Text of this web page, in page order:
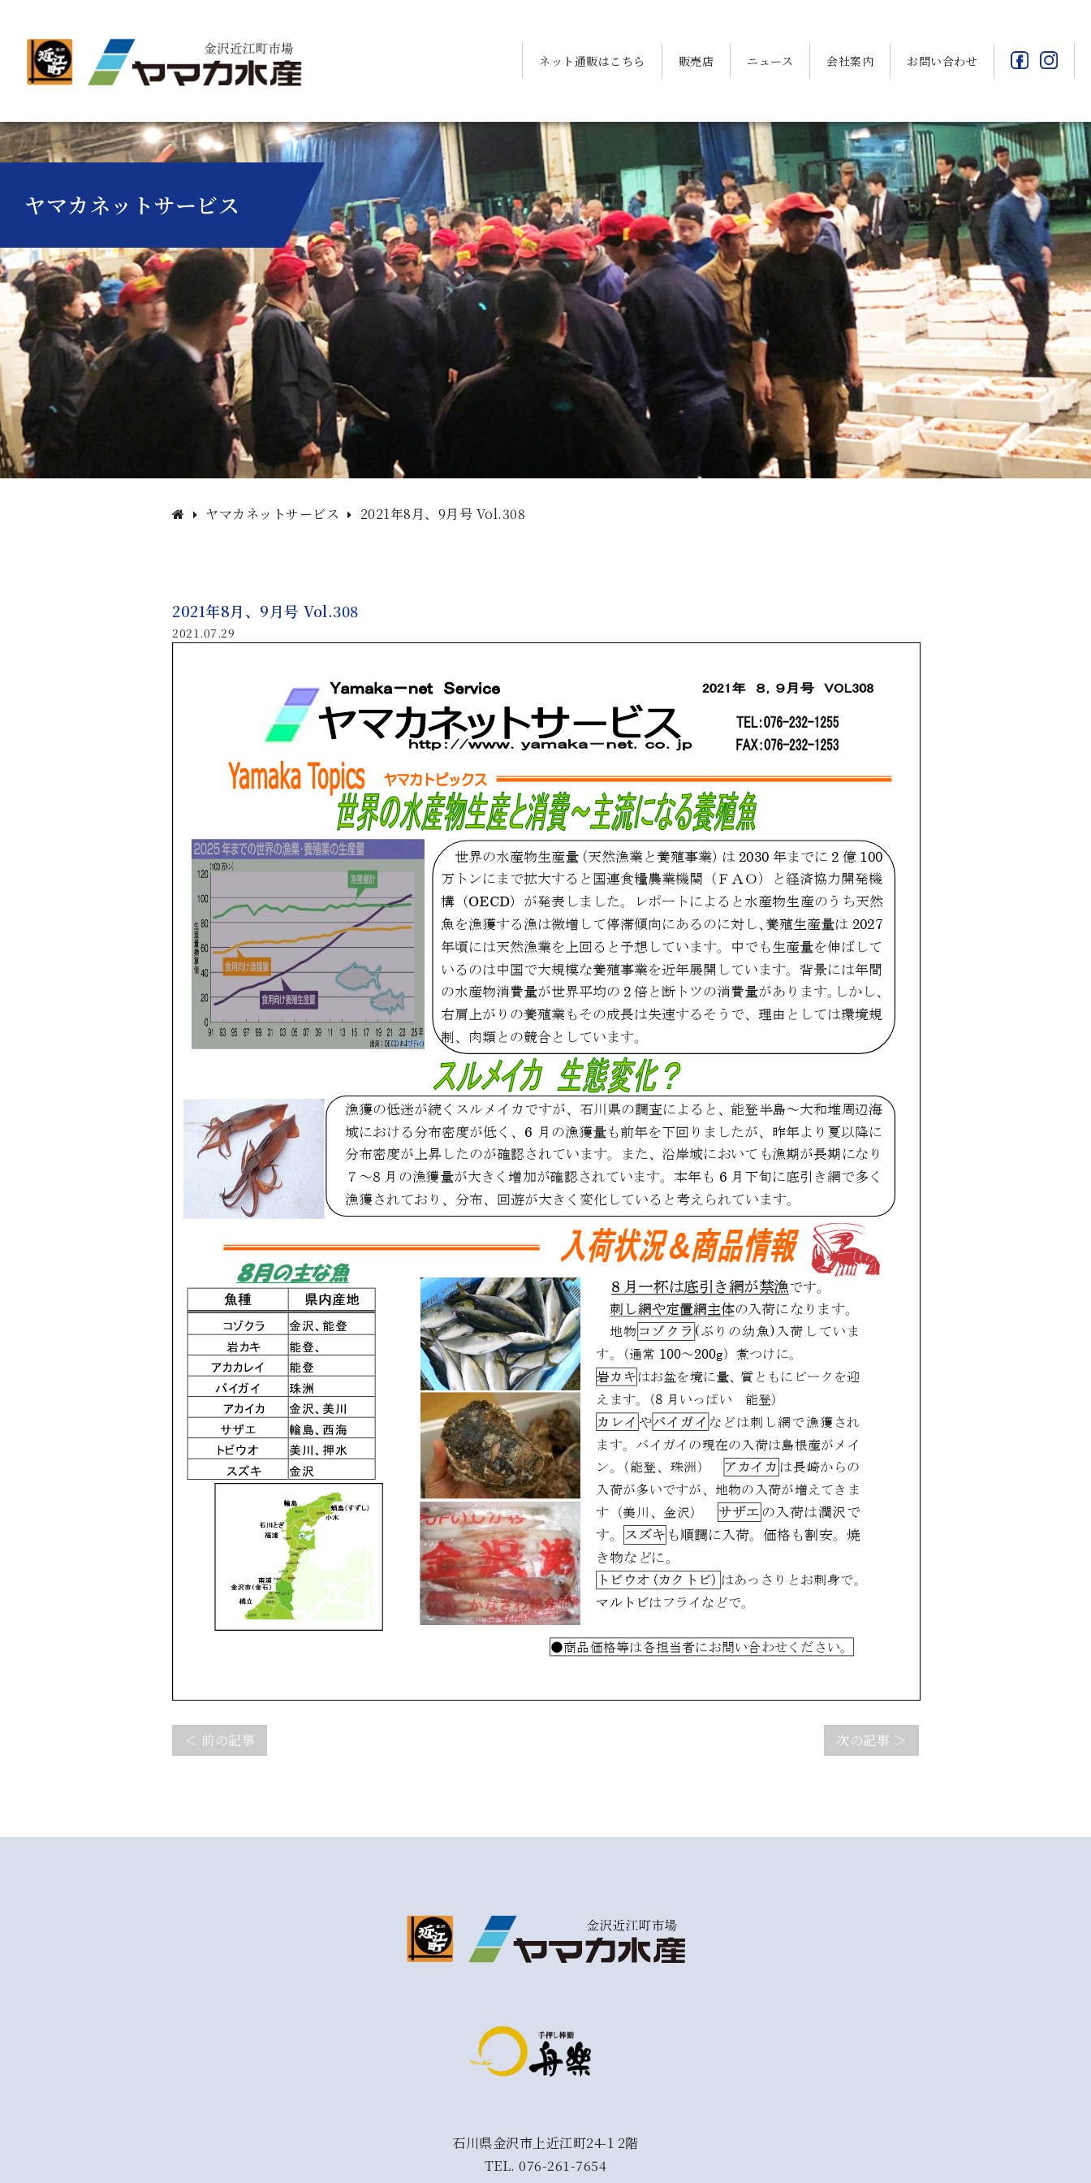
ネット通販はこちら 販売店 ニュース 会社案内 お問い合わせ
ヤマカネットサービス
ヤマカネットサービス 2021年8月、9月号 Vol.308
2021年8月、9月号 Vol.308
2021.07.29
＜ 前の記事 次の記事 ＞
石川県金沢市上近江町24-1 2階
TEL.076-261-7654